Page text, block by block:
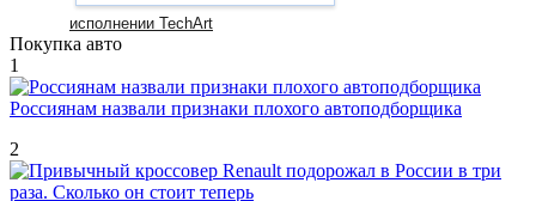
исполнении TechArt
Покупка авто
1
Россиянам назвали признаки плохого автоподборщика
2